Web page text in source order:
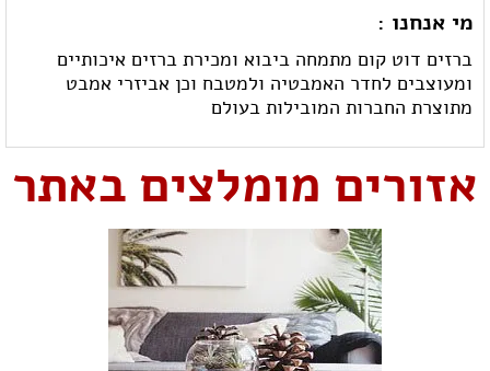
מי אנחנו :
ברזים דוט קום מתמחה ביבוא ומכירת ברזים איכותיים
ומעוצבים לחדר האמבטיה ולמטבח וכן אביזרי אמבט
מתוצרת החברות המובילות בעולם
אזורים מומלצים באתר